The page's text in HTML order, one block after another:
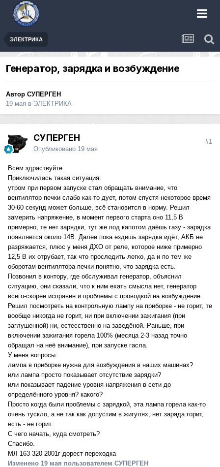
ЭЛЕКТРИКА
Генератор, зарядка и возбуждение
Автор СУПЕРГЕН
19 мая в ЭЛЕКТРИКА
СУПЕРГЕН
Опубликовано 19 мая
#1
Всем здраствуйте.
Приключилась такая ситуация:
утром при первом запуске стал обращать внимание, что
вентилятор печки слабо как-то дует, потом спустя некоторое время
30-60 секунд может больше, всё становится в норму. Решил
замерить напряжение, в момент первого старта оно 11,5 В
примерно, те нет зарядки, тут же под капотом даёшь газу - зарядка
появляется около 14В. Далее пока ездишь зарядка идёт, АКБ не
разряжается, плюс у меня ДХО от реле, которое ниже примерно
12,5 В их отрубает, так что проследить легко, да и по тем же
оборотам вентилятора печки понятно, что зарядка есть.
Позвонил в контору, где обслуживал генератор, объяснил
ситуацию, они сказали, что к ним ехать смысла нет, генератор
всего-скорее исправен и проблемы с проводкой на возбуждение.
Решил посмотреть на контрольную лампу на приборке - не горит, те
вообще никогда не горит, ни при включении зажигания (при
заглушенной) ни, естесственно на заведёной. Раньше, при
включении зажигания горела 100% (месяца 2-3 назад точно
обращал на неё внимание), при запуске гасла.
У меня вопросы:
лампа в приборке нужна для возбуждения в наших машинах?
или лампа просто показывает отсутствие зарядки?
или показывает падение уровня напряжения в сети до
определённого уровня? какого?
Просто когда были проблемы с зарядкой, эта лампа горела как-то
очень тускло, а не так как допустим в жигулях, нет заряда горит,
есть - не горит.
С чего начать, куда смотреть?
Спасибо.
МЛ 163 320 2001г дорест переходка
Изменено 19 мая пользователем СУПЕРГЕН